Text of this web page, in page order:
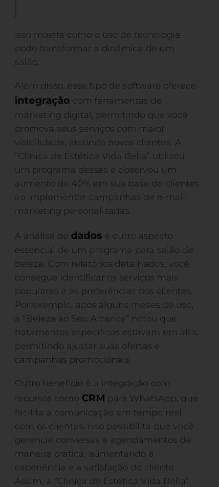
Isso mostra como o uso de tecnologia
pode transformar a dinâmica de um
salão.
Além disso, esse tipo de software oferece
integração com ferramentas de
marketing digital, permitindo que você
promova seus serviços com maior
visibilidade, atraindo novos clientes. A
“Clínica de Estética Vida Bella” utilizou
um programa desses e observou um
aumento de 40% em sua base de clientes
ao implementar campanhas de e-mail
marketing personalizadas.
A análise de dados é outro aspecto
essencial de um programa para salão de
beleza. Com relatórios detalhados, você
consegue identificar os serviços mais
populares e as preferências dos clientes.
Por exemplo, após alguns meses de uso,
a “Beleza ao Seu Alcance” notou que
tratamentos específicos estavam em alta,
permitindo ajustar suas ofertas e
campanhas promocionais.
Outro benefício é a integração com
recursos como CRM para WhatsApp, que
facilita a comunicação em tempo real
com os clientes. Isso possibilita que você
gerencie conversas e agendamentos de
maneira prática, aumentando a
experiência e a satisfação do cliente.
Assim, a “Clínica de Estética Vida Bella”